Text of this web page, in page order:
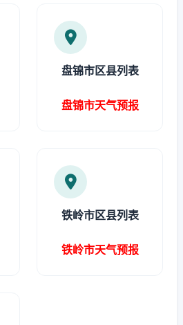
盘锦市区县列表
盘锦市天气预报
铁岭市区县列表
铁岭市天气预报